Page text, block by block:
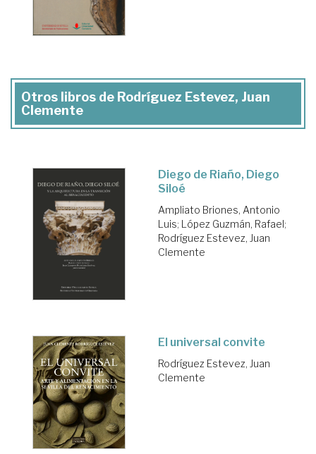
Otros libros de Rodríguez Estevez, Juan
Clemente
Diego de Riaño, Diego
Siloé
Ampliato Briones, Antonio
Luis; López Guzmán, Rafael;
Rodríguez Estevez, Juan
Clemente
El universal convite
Rodríguez Estevez, Juan
Clemente